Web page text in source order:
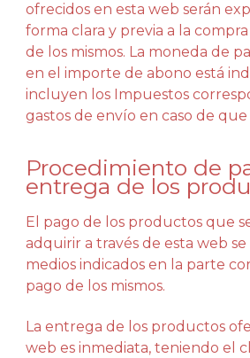
ofrecidos en esta web serán
forma clara y previa a la
de los mismos. La moneda de
en el importe de abono está
incluyen los Impuestos
gastos de envío en caso de que
Procedimiento de
entrega de los
El pago de los productos que
adquirir a través de esta web
medios indicados en la parte
pago de los mismos.
La entrega de los productos
web es inmediata, teniendo el